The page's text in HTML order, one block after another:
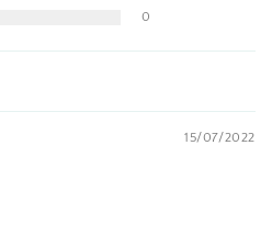
0
15/07/2022